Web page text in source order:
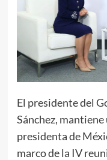
El presidente del
Sánchez,
presidenta de
marco de la IV